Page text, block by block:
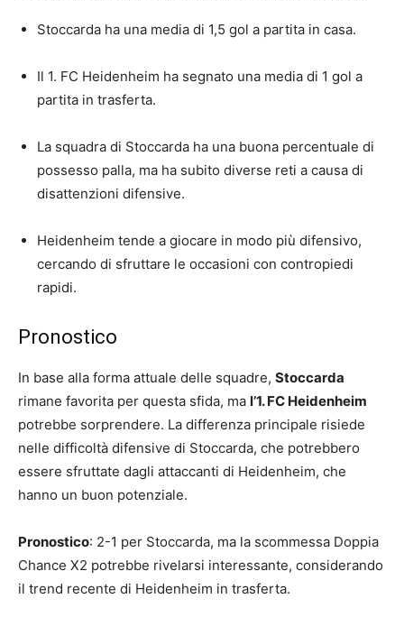
Stoccarda ha una media di 1,5 gol a partita in casa.
Il 1. FC Heidenheim ha segnato una media di 1 gol a
partita in trasferta.
La squadra di Stoccarda ha una buona percentuale di
possesso palla, ma ha subito diverse reti a causa di
disattenzioni difensive.
Heidenheim tende a giocare in modo più difensivo,
cercando di sfruttare le occasioni con contropiedi
rapidi.
Pronostico
In base alla forma attuale delle squadre, Stoccarda
rimane favorita per questa sfida, ma l’1. FC Heidenheim
potrebbe sorprendere. La differenza principale risiede
nelle difficoltà difensive di Stoccarda, che potrebbero
essere sfruttate dagli attaccanti di Heidenheim, che
hanno un buon potenziale.
Pronostico: 2-1 per Stoccarda, ma la scommessa Doppia
Chance X2 potrebbe rivelarsi interessante, considerando
il trend recente di Heidenheim in trasferta.